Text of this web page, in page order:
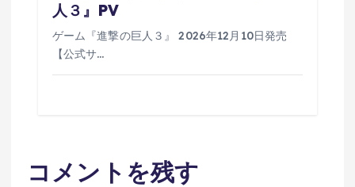
人３』PV
ゲーム『進撃の巨人３』 2026年12月10日発売
【公式サ…
コメントを残す